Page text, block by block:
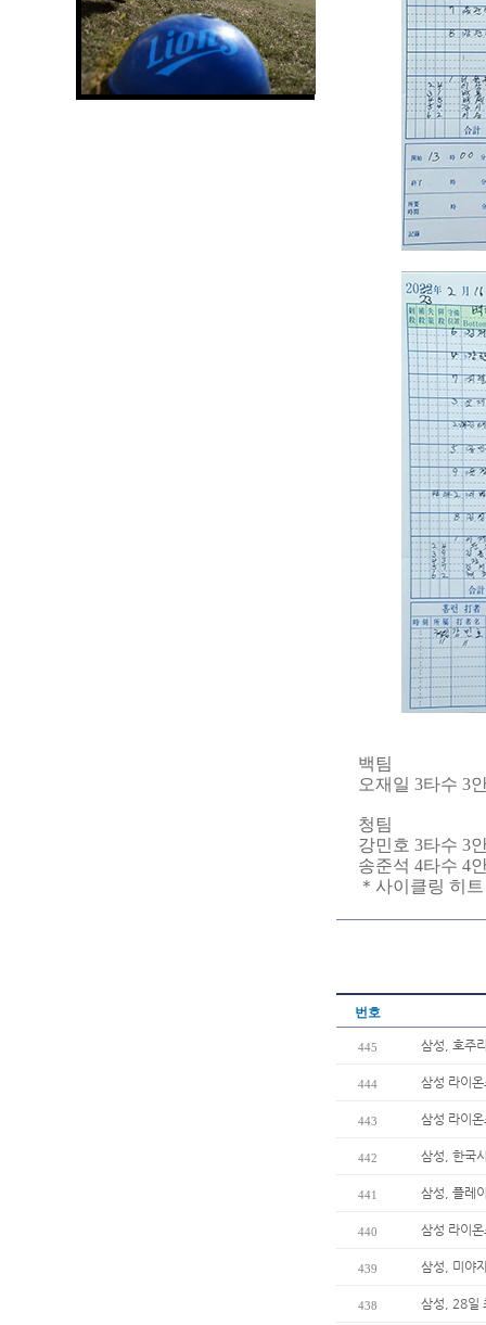
백팀
오재일 3타수 3
청팀
강민호 3타수 3
송준석 4타수 4
＊사이클링 히
번호
445 삼성, 호주
444 삼성 라이
443 삼성 라이
442 삼성, 한국
441 삼성, 플레
440 삼성 라이
439 삼성, 미야
438 삼성, 28일